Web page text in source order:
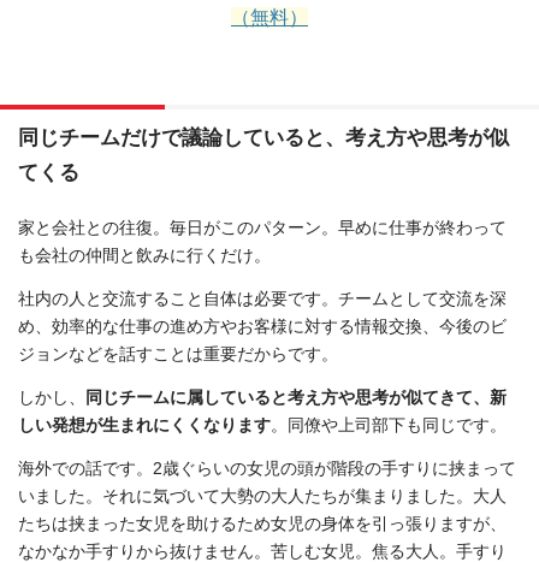
（無料）
同じチームだけで議論していると、考え方や思考が似
てくる
家と会社との往復。毎日がこのパターン。早めに仕事が終わって
も会社の仲間と飲みに行くだけ。
社内の人と交流すること自体は必要です。チームとして交流を深
め、効率的な仕事の進め方やお客様に対する情報交換、今後のビ
ジョンなどを話すことは重要だからです。
しかし、 同じチームに属していると考え方や思考が似てきて、新
しい発想が生まれにくくなります。同僚や上司部下も同じです。
海外での話です。2歳ぐらいの女児の頭が階段の手すりに挟まって
いました。それに気づいて大勢の大人たちが集まりました。大人
たちは挟まった女児を助けるため女児の身体を引っ張りますが、
なかなか手すりから抜けません。苦しむ女児。焦る大人。手すり